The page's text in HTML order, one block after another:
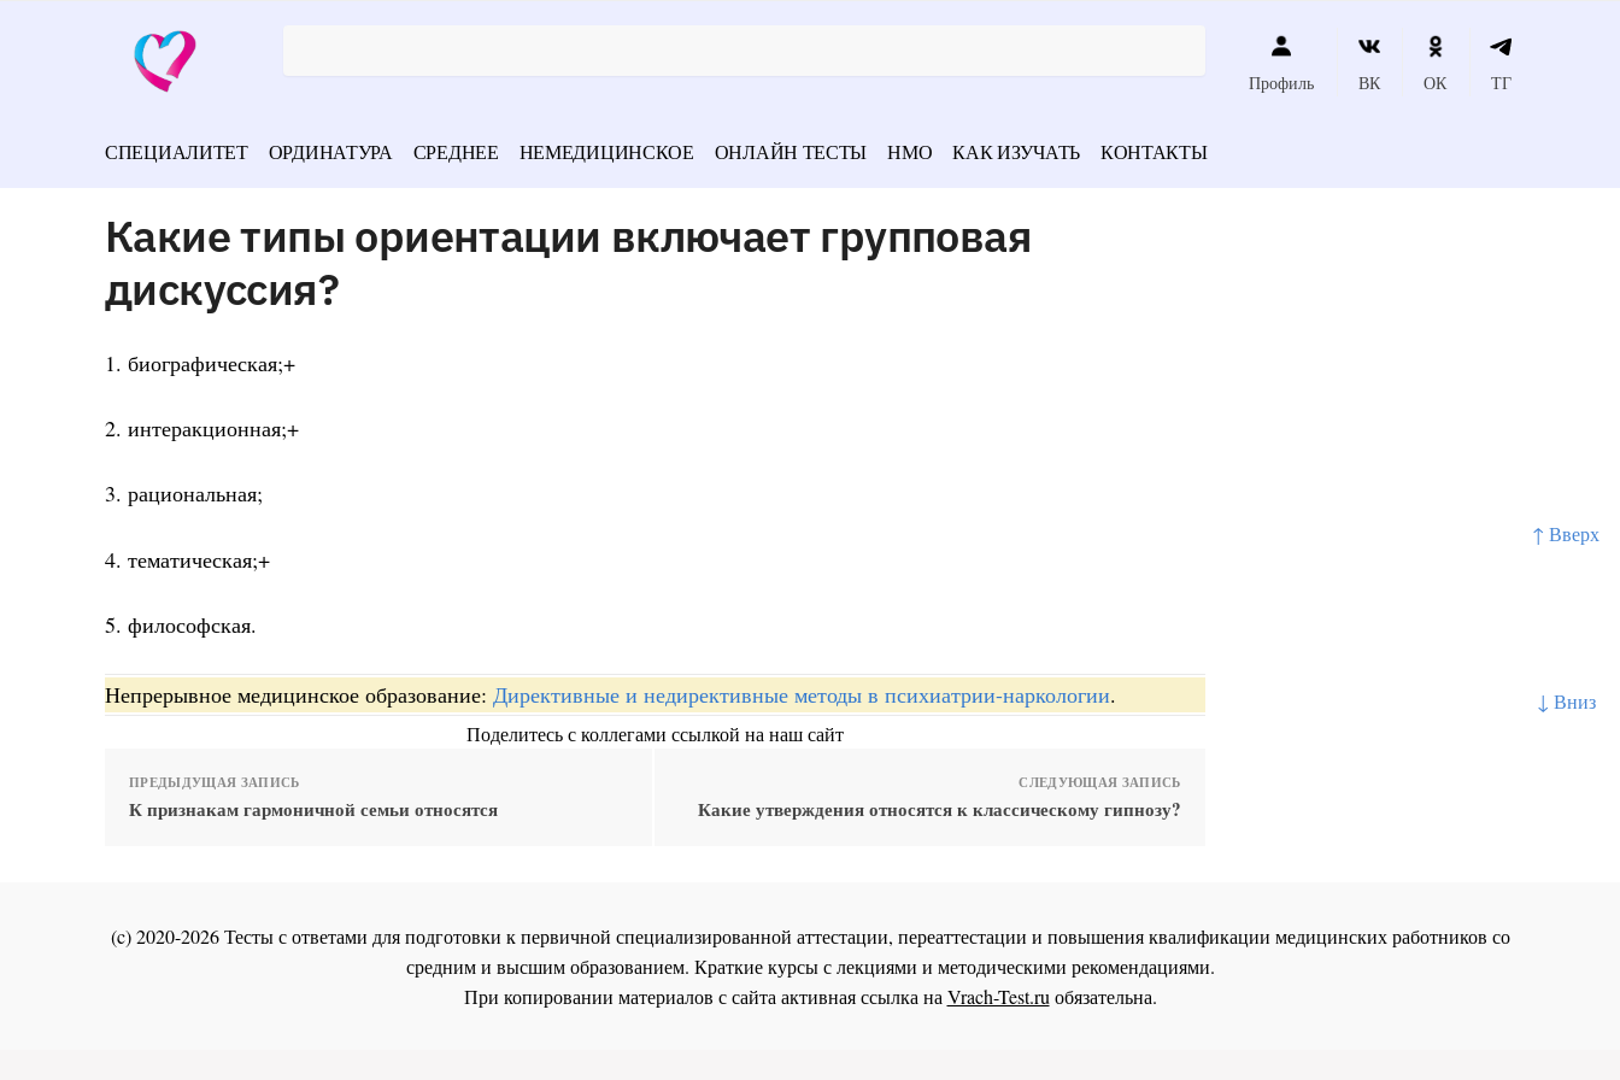
↑ Вверх
↓ Вниз
Профиль ВК ОК ТГ
СПЕЦИАЛИТЕТ ОРДИНАТУРА СРЕДНЕЕ НЕМЕДИЦИНСКОЕ ОНЛАЙН ТЕСТЫ НМО КАК ИЗУЧАТЬ КОНТАКТЫ
Какие типы ориентации включает групповая
дискуссия?
1. биографическая;+
2. интеракционная;+
3. рациональная;
4. тематическая;+
5. философская.
Непрерывное медицинское образование: Директивные и недирективные методы в психиатрии-наркологии.
Поделитесь с коллегами ссылкой на наш сайт
ПРЕДЫДУЩАЯ ЗАПИСЬ
К признакам гармоничной семьи относятся
СЛЕДУЮЩАЯ ЗАПИСЬ
Какие утверждения относятся к классическому гипнозу?
(c) 2020-2026 Тесты с ответами для подготовки к первичной специализированной аттестации, переаттестации и повышения квалификации медицинских работников со
средним и высшим образованием. Краткие курсы с лекциями и методическими рекомендациями.
При копировании материалов с сайта активная ссылка на Vrach-Test.ru обязательна.